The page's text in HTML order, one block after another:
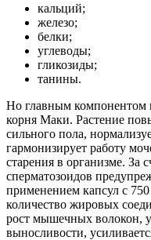
кальций;
железо;
белки;
углеводы;
гликозиды;
танины.
Но главным компонентом
корня Маки. Растение
сильного пола,
гармонизирует работу
старения в организме. За
сперматозоидов
применением капсул с
количество жировых
рост мышечных волокон,
выносливости,